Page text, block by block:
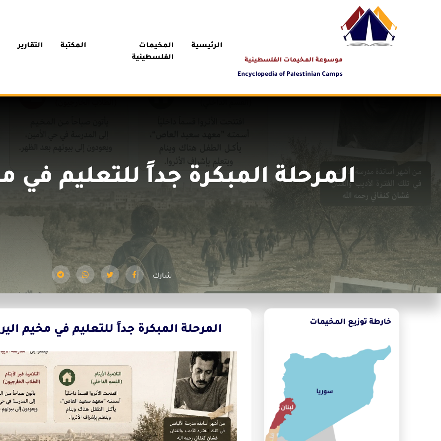
موسوعة المخيمات الفلسطينية
Encyclopedia of Palestinian Camps
الرئيسية
المخيمات
الفلسطينية
المكتبة التقارير
المرحلة المبكرة جداً للتعليم في
شارك
خارطة توزيع المخيمات
المرحلة المبكرة جداً للتعليم في مخيم